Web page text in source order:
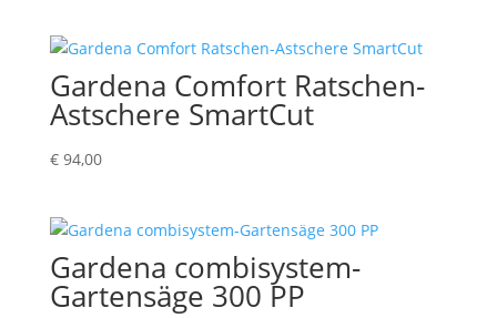
Gardena Comfort Ratschen-
Astschere SmartCut
€94,00
Gardena combisystem-
Gartensäge 300 PP